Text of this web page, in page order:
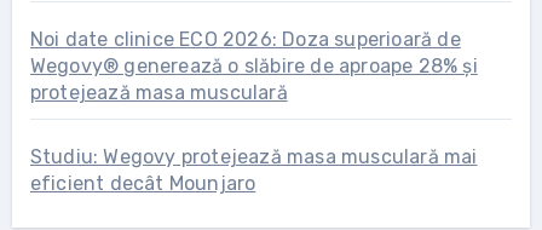
Noi date clinice ECO 2026: Doza superioară de
Wegovy® generează o slăbire de aproape 28% și
protejează masa musculară
Studiu: Wegovy protejează masa musculară mai
eficient decât Mounjaro